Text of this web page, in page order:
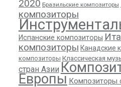
2020 Бразильские композиторы
композиторы
Испанские композиторы
композиторы Канадские
композиторы Классическая
стран Азии
Европы Композиторы